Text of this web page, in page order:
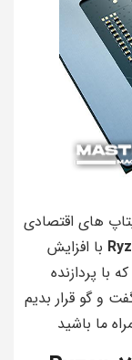
های اقتصادی
با افزایش
با پردازنده
و گو قرار بدیم
ما باشید